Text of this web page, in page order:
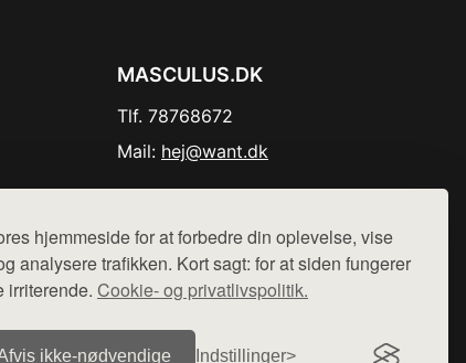
hjemmeside for at forbedre din oplevelse, vise
analysere trafikken. Kort sagt: for at siden fungerer
irriterende. Cookie- og privatlivspolitik.
ikke‑nødvendige Indstillinger
MASCULUS.DK
Tlf. 78768672
Mail: hej@want.dk
ikke varer fra denne side - vi henviser til de shops,